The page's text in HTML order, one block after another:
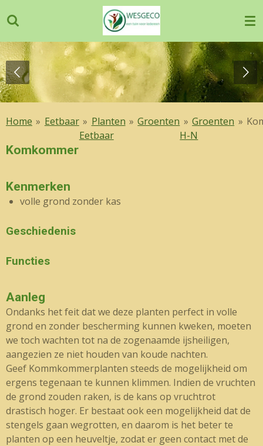
direct
naar
de
hoofdinhoud
Home » Eetbaar » Planten
Eetbaar
» Groenten » Groenten
H-N
»
Komkommer
Kenmerken
volle grond zonder kas
Geschiedenis
Functies
Aanleg
Ondanks het feit dat we deze planten perfect in volle
grond en zonder bescherming kunnen kweken, moeten
we toch wachten tot na de zogenaamde ijsheiligen,
aangezien ze niet houden van koude nachten.
Geef Kommkommerplanten steeds de mogelijkheid om
ergens tegenaan te kunnen klimmen. Indien de vruchten
de grond zouden raken, is de kans op vruchtrot
drastisch hoger. Er bestaat ook een mogelijkheid dat de
stengels gaan wegrotten, en daarom is het beter te
planten op een heuveltje, zodat er geen contact met de